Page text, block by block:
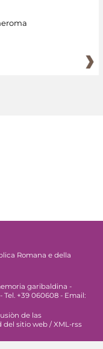
Romana e della
garibaldina -
Tel. +39 060608 - Email:
de las
del sitio web /XML-rss